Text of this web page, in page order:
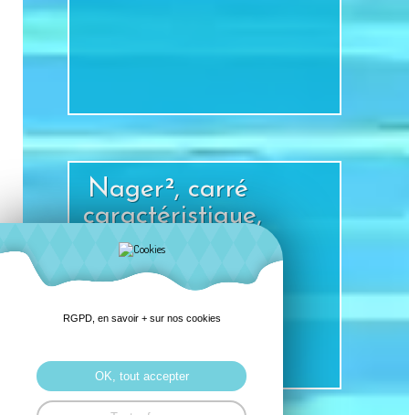
Nager², carré
caractéristique,
carré équivalent,
carré réel
RGPD, en savoir + sur nos cookies
OK, tout accepter